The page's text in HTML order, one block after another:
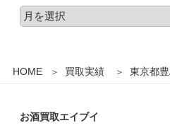
HOME 買取実績 東京都豊島区で【スペイバーン
お酒買取エイブイ